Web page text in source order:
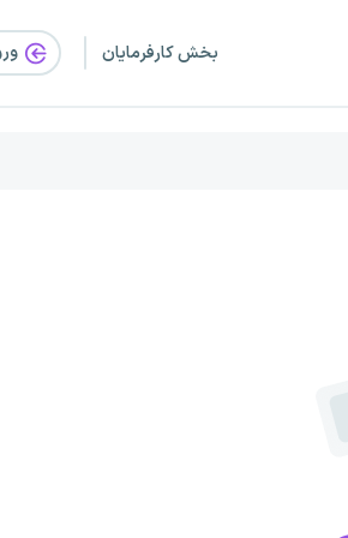
بخش کارفرمایان